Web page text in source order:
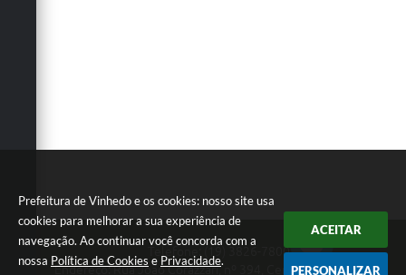
Prefeitura de Vinhedo e os cookies: nosso site usa
cookies para melhorar a sua experiência de
navegação. Ao continuar você concorda com a
nossa Política de Cookies e Privacidade.
ACEITAR
PERSONALIZAR
Telefone: (19) 3826-7800
Endereço: Rua João Corazzari, nº 394, Centro | CEP: 13280-